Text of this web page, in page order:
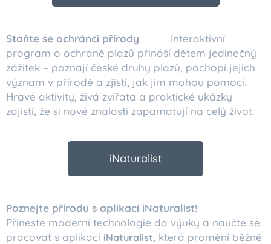
Staňte se ochránci přírody 🌿🦎 Interaktivní
program o ochraně plazů přináší dětem jedinečný
zážitek – poznají české druhy plazů, pochopí jejich
význam v přírodě a zjistí, jak jim mohou pomoci.
Hravé aktivity, živá zvířata a praktické ukázky
zajistí, že si nové znalosti zapamatují na celý život.
iNaturalist
Poznejte přírodu s aplikací iNaturalist!
Přineste moderní technologie do výuky a naučte se
pracovat s aplikací iNaturalist, která promění běžné